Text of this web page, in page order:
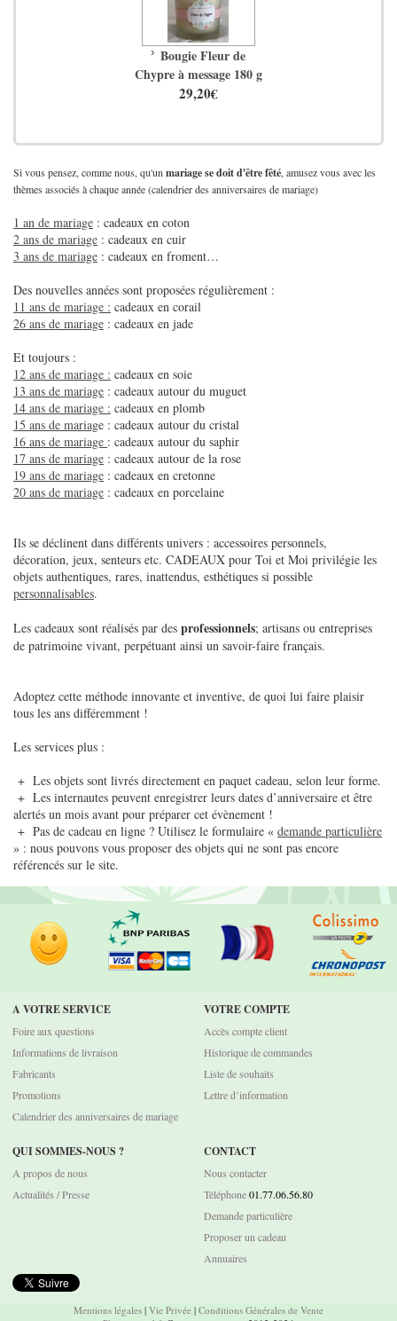
Bougie Fleur de
Chypre à message 180 g
29,20€
Si vous pensez, comme nous, qu'unmariage se doit d'être fêté, amusez vous avec les
thèmes associés à chaque année (calendrier des anniversaires de mariage)
1 an de mariage : cadeaux en coton
2 ans de mariage : cadeaux en cuir
3 ans de mariage : cadeaux en froment…
Des nouvelles années sont proposées régulièrement :
11 ans de mariage : cadeaux en corail
26 ans de mariage : cadeaux en jade
Et toujours :
12 ans de mariage : cadeaux en soie
13 ans de mariage : cadeaux autour du muguet
14 ans de mariage : cadeaux en plomb
15 ans de mariage : cadeaux autour du cristal
16 ans de mariage : cadeaux autour du saphir
17 ans de mariage : cadeaux autour de la rose
19 ans de mariage : cadeaux en cretonne
20 ans de mariage : cadeaux en porcelaine
Ils se déclinent dans différents univers : accessoires personnels,
décoration, jeux, senteurs etc. CADEAUX pour Toi et Moi privilégie les
objets authentiques, rares, inattendus, esthétiques si possible
personnalisables.
Les cadeaux sont réalisés par des professionnels; artisans ou entreprises
de patrimoine vivant, perpétuant ainsi un savoir-faire français.
Adoptez cette méthode innovante et inventive, de quoi lui faire plaisir
tous les ans différemment !
Les services plus :
+ Les objets sont livrés directement en paquet cadeau, selon leur forme.
+ Les internautes peuvent enregistrer leurs dates d’anniversaire et être
alertés un mois avant pour préparer cet évènement !
+ Pas de cadeau en ligne ? Utilisez le formulaire « demande particulière
» : nous pouvons vous proposer des objets qui ne sont pas encore
référencés sur le site.
A VOTRE SERVICE
Foire aux questions
Informations de livraison
Fabricants
Promotions
Calendrier des anniversaires de mariage
VOTRE COMPTE
Accès compte client
Historique de commandes
Liste de souhaits
Lettre d’information
QUI SOMMES-NOUS ?
A propos de nous
Actualités / Presse
CONTACT
Nous contacter
Téléphone01.77.06.56.80
Demande particulière
Proposer un cadeau
Annuaires
Mentions légales | Vie Privée | Conditions Générales de Vente